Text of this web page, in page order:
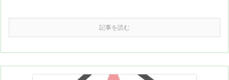
記事を読む